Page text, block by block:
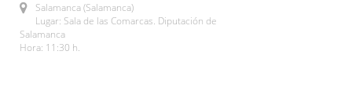
Salamanca (Salamanca)
Lugar: Sala de las Comarcas. Diputación de
Salamanca
Hora: 11:30 h.